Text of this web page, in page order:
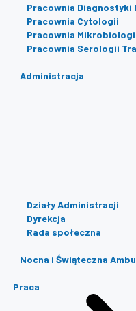
Pracownia
Pracownia Cytologii
Pracownia
Pracownia Serologii
Administracja
Działy Administracji
Dyrekcja
Rada społeczna
Nocna i Świąteczna
Praca